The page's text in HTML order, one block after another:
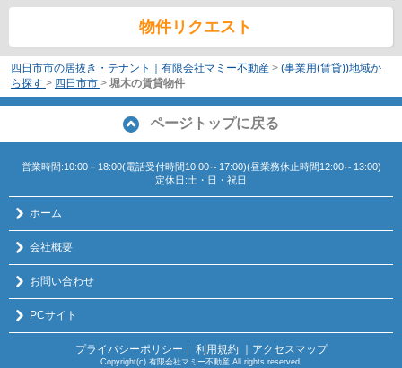
物件リクエスト
四日市市の居抜き・テナント｜有限会社マミー不動産 > (事業用(賃貸))地域か
ら探す > 四日市市 > 堀木の賃貸物件
ページトップに戻る
営業時間:10:00－18:00(電話受付時間10:00～17:00)(昼業務休止時間12:00～13:00)
定休日:土・日・祝日
ホーム
会社概要
お問い合わせ
PCサイト
プライバシーポリシー ｜ 利用規約 ｜アクセスマップ
Copyright(c) 有限会社マミー不動産 All rights reserved.